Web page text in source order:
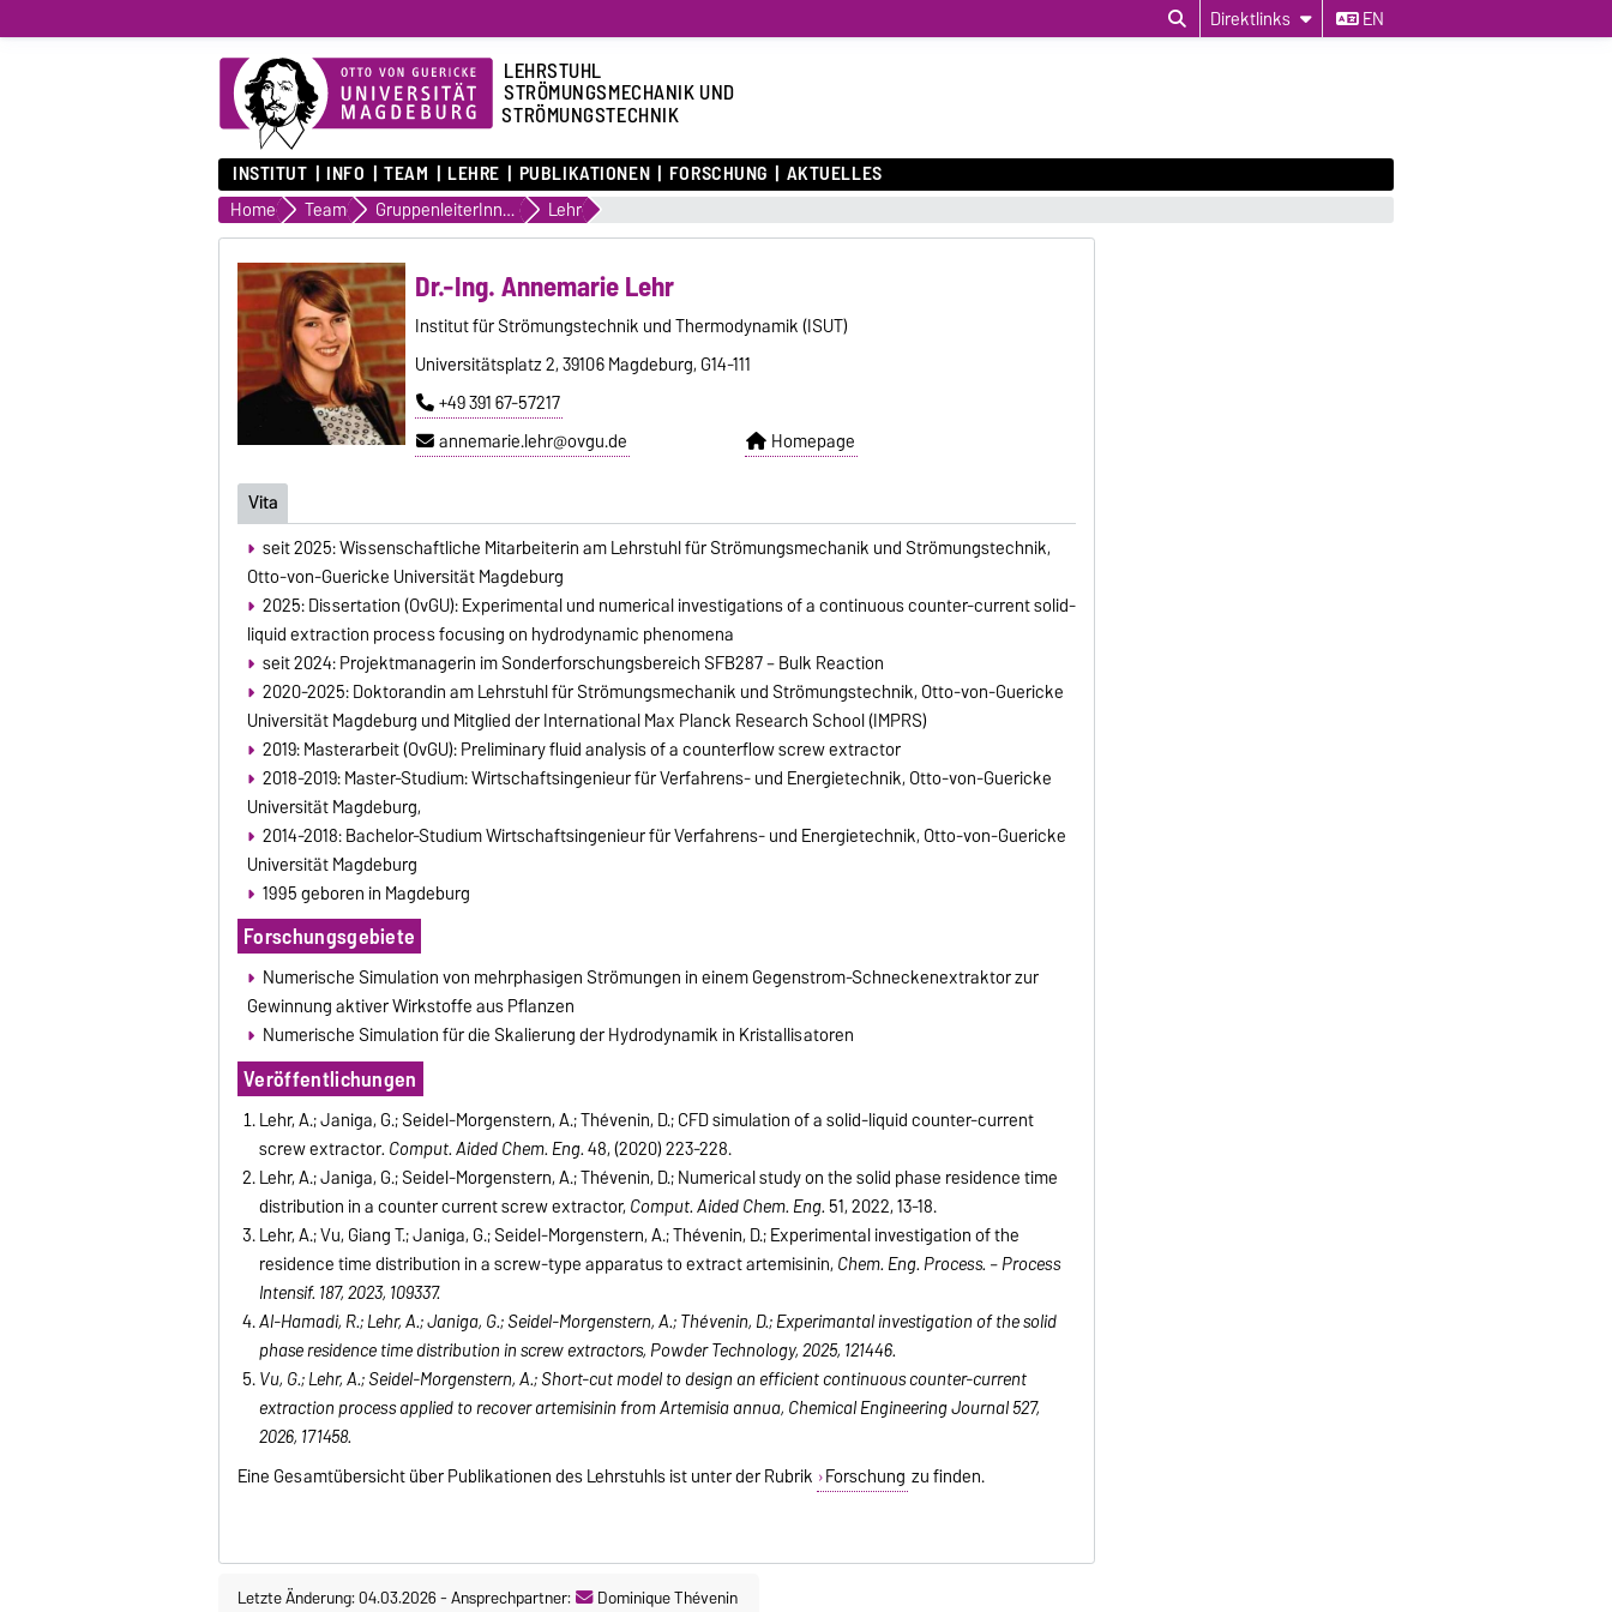
Direktlinks EN
LEHRSTUHL
STRÖMUNGSMECHANIK UND
STRÖMUNGSTECHNIK
INSTITUT INFO TEAM LEHRE PUBLIKATIONEN FORSCHUNG AKTUELLES
Home Team GruppenleiterInnen Lehr
Dr.-Ing. Annemarie Lehr
Institut für Strömungstechnik und Thermodynamik (ISUT)
Universitätsplatz 2, 39106 Magdeburg, G14-111
+49 391 67-57217
annemarie.lehr@ovgu.de
Homepage
Vita
seit 2025: Wissenschaftliche Mitarbeiterin am Lehrstuhl für Strömungsmechanik und Strömungstechnik,
Otto-von-Guericke Universität Magdeburg
2025: Dissertation (OvGU): Experimental und numerical investigations of a continuous counter-current solid-
liquid extraction process focusing on hydrodynamic phenomena
seit 2024: Projektmanagerin im Sonderforschungsbereich SFB287 – Bulk Reaction
2020-2025: Doktorandin am Lehrstuhl für Strömungsmechanik und Strömungstechnik, Otto-von-Guericke
Universität Magdeburg und Mitglied der International Max Planck Research School (IMPRS)
2019: Masterarbeit (OvGU): Preliminary fluid analysis of a counterflow screw extractor
2018-2019: Master-Studium: Wirtschaftsingenieur für Verfahrens- und Energietechnik, Otto-von-Guericke
Universität Magdeburg,
2014-2018: Bachelor-Studium Wirtschaftsingenieur für Verfahrens- und Energietechnik, Otto-von-Guericke
Universität Magdeburg
1995 geboren in Magdeburg
Forschungsgebiete
Numerische Simulation von mehrphasigen Strömungen in einem Gegenstrom-Schneckenextraktor zur
Gewinnung aktiver Wirkstoffe aus Pflanzen
Numerische Simulation für die Skalierung der Hydrodynamik in Kristallisatoren
Veröffentlichungen
Lehr, A.; Janiga, G.; Seidel-Morgenstern, A.; Thévenin, D.; CFD simulation of a solid-liquid counter-current
screw extractor. Comput. Aided Chem. Eng.48, (2020) 223-228.
Lehr, A.; Janiga, G.; Seidel-Morgenstern, A.; Thévenin, D.; Numerical study on the solid phase residence time
distribution in a counter current screw extractor, Comput. Aided Chem. Eng. 51, 2022, 13-18.
Lehr, A.; Vu, Giang T.; Janiga, G.; Seidel-Morgenstern, A.; Thévenin, D.; Experimental investigation of the
residence time distribution in a screw-type apparatus to extract artemisinin, Chem. Eng. Process. – Process
Intensif. 187, 2023, 109337.
Al-Hamadi, R.; Lehr, A.; Janiga, G.; Seidel-Morgenstern, A.; Thévenin, D.; Experimantal investigation of the solid
phase residence time distribution in screw extractors, Powder Technology, 2025, 121446.
Vu, G.; Lehr, A.; Seidel-Morgenstern, A.; Short-cut model to design an efficient continuous counter-current
extraction process applied to recover artemisinin from Artemisia annua, Chemical Engineering Journal 527,
2026, 171458.
Eine Gesamtübersicht über Publikationen des Lehrstuhls ist unter der Rubrik Forschung zu finden.
Letzte Änderung: 04.03.2026-Ansprechpartner: Dominique Thévenin